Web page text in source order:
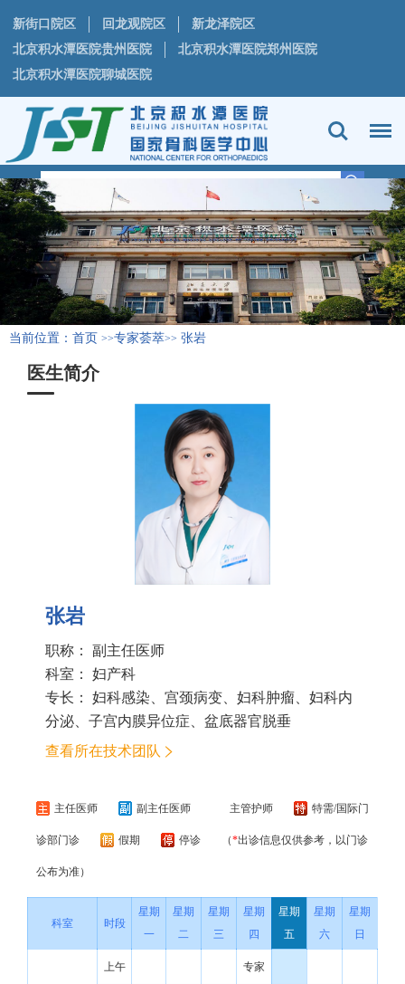
新街口院区 回龙观院区
新龙泽院区
北京积水潭医院贵州医院
北京积水潭医院郑州医院
北京积水潭医院聊城医院
当前位置： 首页 >>专家荟萃>> 张岩
医生简介
张岩
职称： 副主任医师
科室： 妇产科
专长： 妇科感染、宫颈病变、妇科肿瘤、妇科内
分泌、子宫内膜异位症、盆底器官脱垂
查看所在技术团队
主任医师 副主任医师 主管护师 特需/国际门
诊部门诊 假期 停诊 （*出诊信息仅供参考，以门诊
公布为准）
科室 时段
星期
一
星期
二
星期
三
星期
四
星期
五
星期
六
星期
日
上午 专家